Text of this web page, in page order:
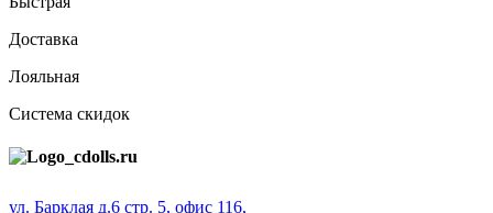
Доставка
Лояльная
Система скидок
ул. Барклая д.6 стр. 5, офис 116,